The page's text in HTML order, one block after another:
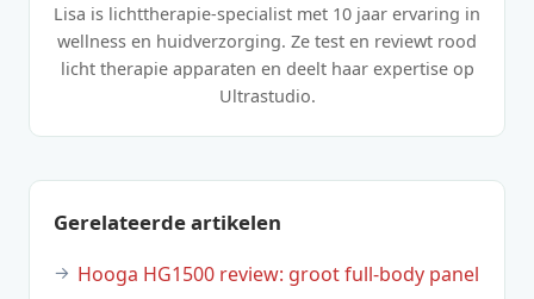
Lisa is lichttherapie-specialist met 10 jaar ervaring in
wellness en huidverzorging. Ze test en reviewt rood
licht therapie apparaten en deelt haar expertise op
Ultrastudio.
Gerelateerde artikelen
Hooga HG1500 review: groot full-body panel